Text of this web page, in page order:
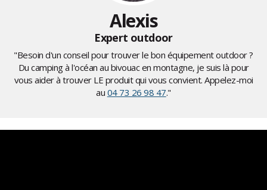
Alexis
Expert outdoor
"Besoin d'un conseil pour trouver le bon équipement outdoor ?
Du camping à l'océan au bivouac en montagne, je suis là pour
vous aider à trouver LE produit qui vous convient. Appelez-moi
au 04 73 26 98 47."